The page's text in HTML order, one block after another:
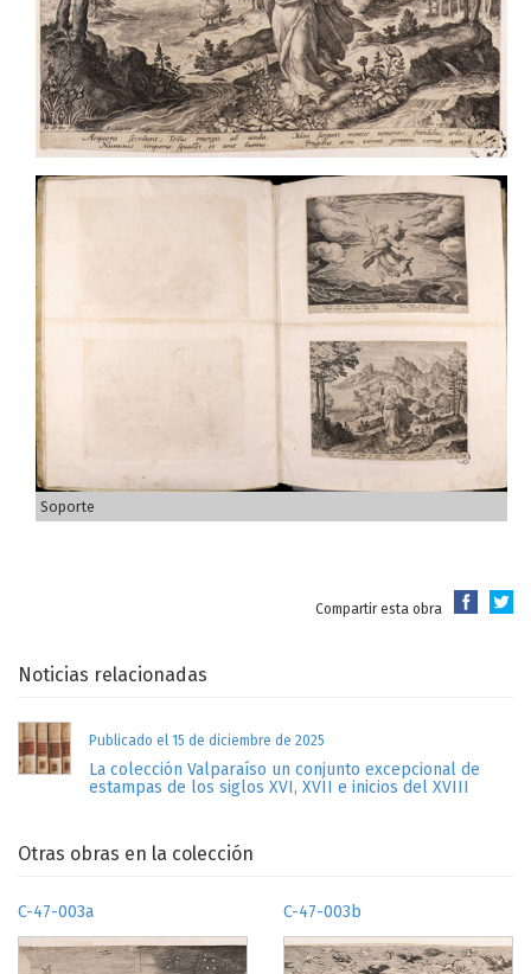
Soporte
Compartir esta obra
Noticias relacionadas
Publicado el 15 de diciembre de 2025
La colección Valparaíso un conjunto excepcional de
estampas de los siglos XVI, XVII e inicios del XVIII
Otras obras en la colección
C-47-003a C-47-003b